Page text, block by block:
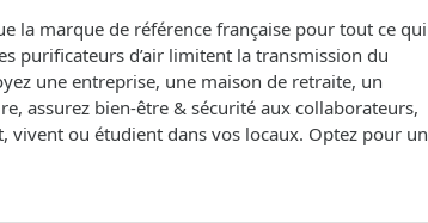
la marque de référence française pour tout ce qui
purificateurs d’air limitent la transmission du
une entreprise, une maison de retraite, un
assurez bien-être & sécurité aux collaborateurs,
vivent ou étudient dans vos locaux. Optez pour un